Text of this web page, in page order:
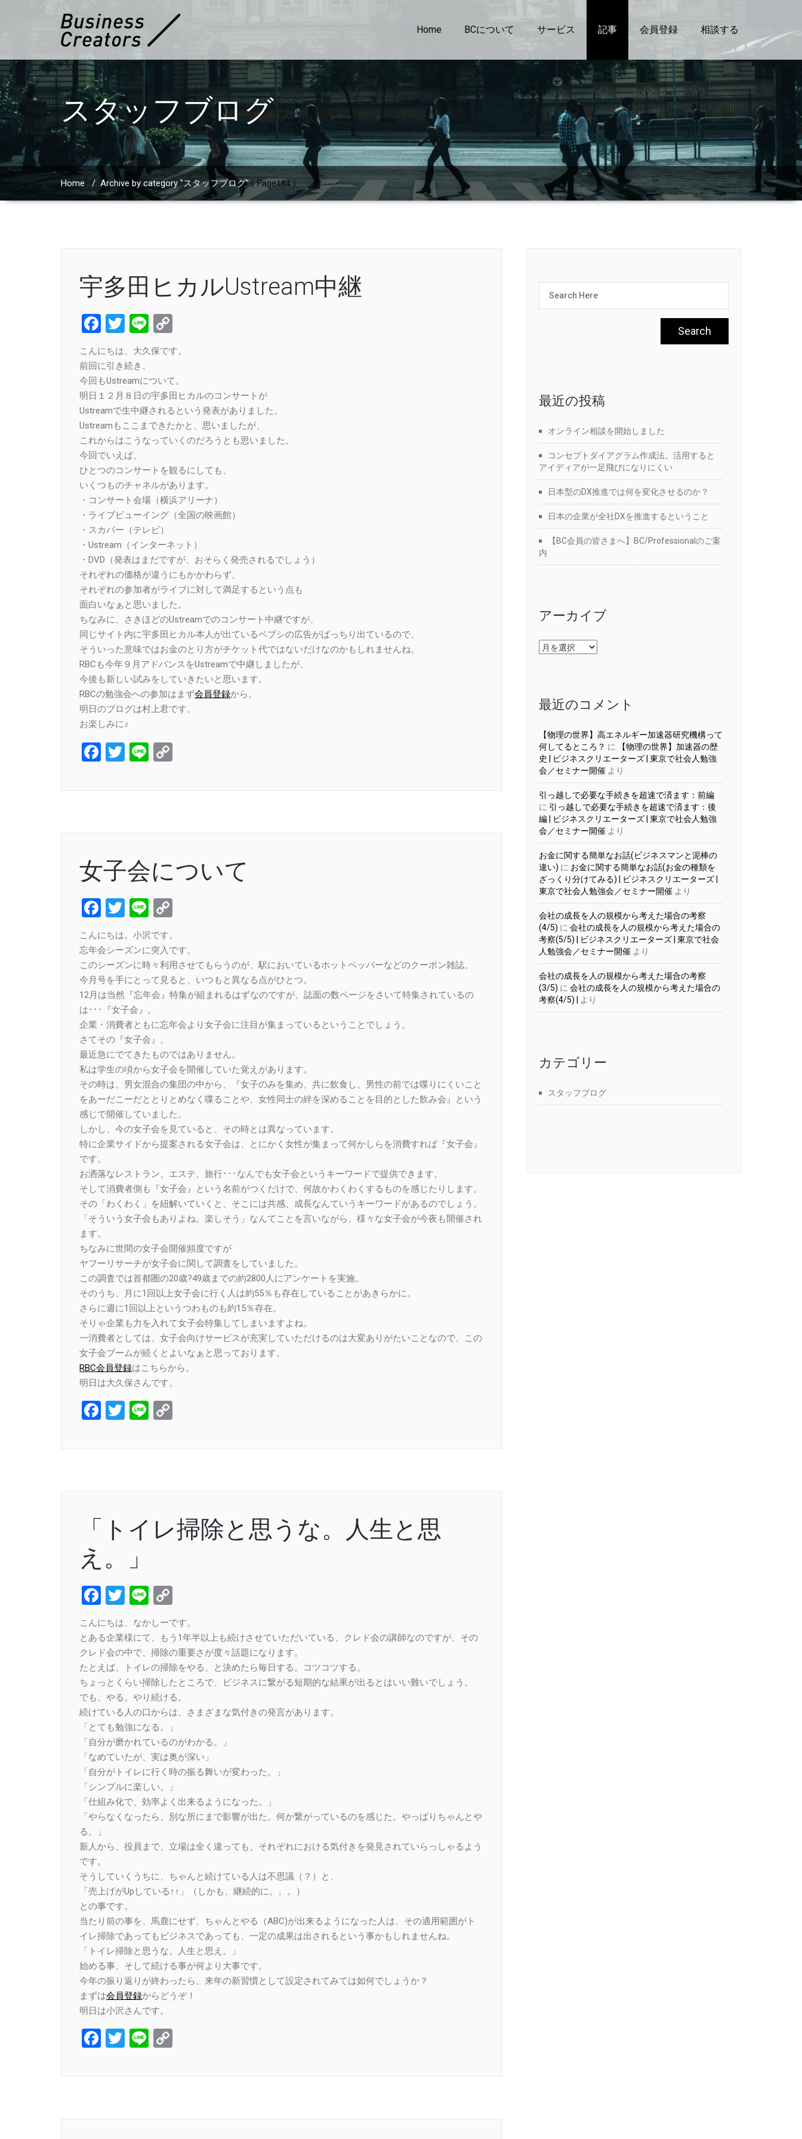
Home BCについて サービス 記事 会員登録 相談する
スタッフブログ
Home / Archive by category "スタッフブログ" ( Page184 )
宇多田ヒカルUstream中継
Facebook
Twitter
Line
Link
こんにちは、大久保です。
前回に引き続き、
今回もUstreamについて。
明日１２月８日の宇多田ヒカルのコンサートが
Ustreamで生中継されるという発表がありました。
Ustreamもここまできたかと、思いましたが、
これからはこうなっていくのだろうとも思いました。
今回でいえば、
ひとつのコンサートを観るにしても、
いくつものチャネルがあります。
・コンサート会場（横浜アリーナ）
・ライブビューイング（全国の映画館）
・スカパー（テレビ）
・Ustream（インターネット）
・DVD（発表はまだですが、おそらく発売されるでしょう）
それぞれの価格が違うにもかかわらず、
それぞれの参加者がライブに対して満足するという点も
面白いなぁと思いました。
ちなみに、さきほどのUstreamでのコンサート中継ですが、
同じサイト内に宇多田ヒカル本人が出ているペプシの広告がばっちり出ているので、
そういった意味ではお金のとり方がチケット代ではないだけなのかもしれませんね。
RBCも今年９月アドバンスをUstreamで中継しましたが、
今後も新しい試みをしていきたいと思います。
RBCの勉強会への参加はまず会員登録から。
明日のブログは村上君です。
お楽しみに♪
Facebook
Twitter
Line
女子会について
Facebook
Twitter
Line
こんにちは。小沢です。
忘年会シーズンに突入です。
このシーズンに時々利用させてもらうのが、駅においているホットペッパーなどのクーポン雑誌。
今月号を手にとって見ると、いつもと異なる点がひとつ。
12月は当然『忘年会』特集が組まれるはずなのですが、誌面の数ページをさいて特集されているの
は･･･『女子会』。
企業・消費者ともに忘年会より女子会に注目が集まっているということでしょう。
さてその『女子会』。
最近急にでてきたものではありません。
私は学生の頃から女子会を開催していた覚えがあります。
その時は、男女混合の集団の中から、『女子のみを集め、共に飲食し、男性の前では喋りにくいこと
をあーだこーだととりとめなく喋ることや、女性同士の絆を深めることを目的とした飲み会』という
感じで開催していました。
しかし、今の女子会を見ていると、その時とは異なっています。
特に企業サイドから提案される女子会は、とにかく女性が集まって何かしらを消費すれば『女子会』
です。
お洒落なレストラン、エステ、旅行･･･なんでも女子会というキーワードで提供できます。
そして消費者側も『女子会』という名前がつくだけで、何故かわくわくするものを感じたりします。
その「わくわく」を紐解いていくと、そこには共感、成長なんていうキーワードがあるのでしょう。
「そういう女子会もありよね。楽しそう」なんてことを言いながら、様々な女子会が今夜も開催され
ます。
ちなみに世間の女子会開催頻度ですが
ヤフーリサーチが女子会に関して調査をしていました。
この調査では首都圏の20歳?49歳までの約2800人にアンケートを実施。
そのうち、月に1回以上女子会に行く人は約55％も存在していることがあきらかに。
さらに週に1回以上というつわものも約15％存在。
そりゃ企業も力を入れて女子会特集してしまいますよね。
一消費者としては、女子会向けサービスが充実していただけるのは大変ありがたいことなので、この
女子会ブームが続くとよいなぁと思っております。
RBC会員登録はこちらから。
明日は大久保さんです。
Facebook
Twitter
Line
「トイレ掃除と思うな。人生と思
え。」
Facebook
Twitter
Line
Link
こんにちは、なかしーです。
とある企業様にて、もう1年半以上も続けさせていただいている、クレド会の講師なのですが、その
クレド会の中で、掃除の重要さが度々話題になります。
たとえば、トイレの掃除をやる、と決めたら毎日する。コツコツする。
ちょっとくらい掃除したところで、ビジネスに繋がる短期的な結果が出るとはいい難いでしょう。
でも、やる。やり続ける。
続けている人の口からは、さまざまな気付きの発言があります。
「とても勉強になる。」
「自分が磨かれているのがわかる。」
「なめていたが、実は奥が深い」
「自分がトイレに行く時の振る舞いが変わった。」
「シンプルに楽しい。」
「仕組み化で、効率よく出来るようになった。」
「やらなくなったら、別な所にまで影響が出た。何か繋がっているのを感じた。やっぱりちゃんとや
る。」
新人から、役員まで、立場は全く違っても、それぞれにおける気付きを発見されていらっしゃるよう
です。
そうしていくうちに、ちゃんと続けている人は不思議（？）と、
「売上げがUpしている↑↑」（しかも、継続的に。。。）
との事です。
当たり前の事を、馬鹿にせず、ちゃんとやる（ABC)が出来るようになった人は、その適用範囲がト
イレ掃除であってもビジネスであっても、一定の成果は出されるという事かもしれませんね。
「トイレ掃除と思うな。人生と思え。」
始める事、そして続ける事が何より大事です。
今年の振り返りが終わったら、来年の新習慣として設定されてみては如何でしょうか？
まずは会員登録からどうぞ！
明日は小沢さんです。
Facebook
Twitter
Line
最近の投稿
オンライン相談を開始しました
コンセプトダイアグラム作成法。活用すると
アイディアが一足飛びになりにくい
日本型のDX推進では何を変化させるのか？
日本の企業が全社DXを推進するということ
【BC会員の皆さまへ】BC/Professionalのご案
内
アーカイブ
ア
ー
最近のコメント
【物理の世界】高エネルギー加速器研究機構って
何してるところ？ に
【物理の世界】加速器の歴
史 | ビジネスクリエーターズ | 東京で社会人勉強
会／セミナー開催 より
引っ越しで必要な手続きを超速で済ます：前編
に 引っ越しで必要な手続きを超速で済ます：後
編 | ビジネスクリエーターズ | 東京で社会人勉強
会／セミナー開催 より
お金に関する簡単なお話(ビジネスマンと泥棒の
違い) に お金に関する簡単なお話(お金の種類を
ざっくり分けてみる) | ビジネスクリエーターズ |
東京で社会人勉強会／セミナー開催 より
会社の成長を人の規模から考えた場合の考察
(4/5) に 会社の成長を人の規模から考えた場合の
考察(5/5) | ビジネスクリエーターズ | 東京で社会
人勉強会／セミナー開催 より
会社の成長を人の規模から考えた場合の考察
(3/5) に 会社の成長を人の規模から考えた場合の
考察(4/5) |
より
カテゴリー
スタッフブログ